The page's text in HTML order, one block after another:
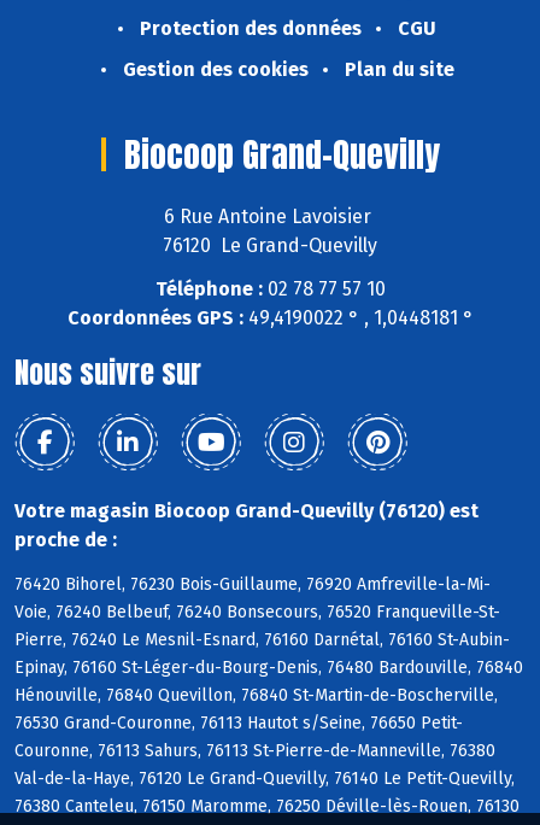
Protection des données
CGU
Gestion des cookies
Plan du site
Biocoop Grand-Quevilly
6 Rue Antoine Lavoisier
76120 Le Grand-Quevilly
Téléphone :02 78 77 57 10
Coordonnées GPS :49,4190022 ° , 1,0448181 °
Nous suivre sur
Votre magasin Biocoop Grand-Quevilly (76120) est
proche de :
76420 Bihorel, 76230 Bois-Guillaume, 76920 Amfreville-la-Mi-
Voie, 76240 Belbeuf, 76240 Bonsecours, 76520 Franqueville-St-
Pierre, 76240 Le Mesnil-Esnard, 76160 Darnétal, 76160 St-Aubin-
Epinay, 76160 St-Léger-du-Bourg-Denis, 76480 Bardouville, 76840
Hénouville, 76840 Quevillon, 76840 St-Martin-de-Boscherville,
76530 Grand-Couronne, 76113 Hautot s/Seine, 76650 Petit-
Couronne, 76113 Sahurs, 76113 St-Pierre-de-Manneville, 76380
Val-de-la-Haye, 76120 Le Grand-Quevilly, 76140 Le Petit-Quevilly,
76380 Canteleu, 76150 Maromme, 76250 Déville-lès-Rouen, 76130